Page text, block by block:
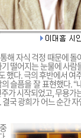
해 자식 걱정 때문에 돌
떨어지는 눈물에 사
했다. 극의 후반에서 여
슬픔을 잘 표현했다. “
가 시작되었고, 무용가
국 광희가 어느 순간